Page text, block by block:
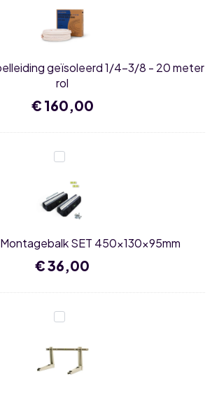
geïsoleerd
1/4-
3/8
meter
rol
geïsoleerd 1/4-3/8 - 20 meter
rol
€ 160,00
Rubber
Montagebalk
SET
450x130x95mm
SET 450x130x95mm
€36,00
Airco
muurbeugel
buitenunit
500mm